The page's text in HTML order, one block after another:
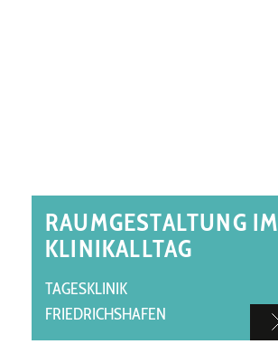
RAUMGESTALTUNG IM
KLINIKALLTAG
TAGESKLINIK
FRIEDRICHSHAFEN